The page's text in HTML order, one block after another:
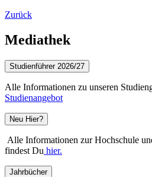
Zurück
Mediathek
Studienführer 2026/27
Alle Informationen zu unseren
Studienangebot
Neu Hier?
Alle Informationen zur Hochschule
findest Du hier.
Jahrbücher